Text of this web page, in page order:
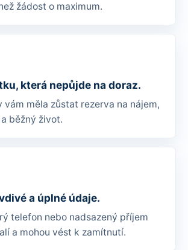
žádost o maximum.
která nepůjde na doraz.
vám měla zůstat rezerva na nájem,
běžný život.
a úplné údaje.
telefon nebo nadsazený příjem
a mohou vést k zamítnutí.